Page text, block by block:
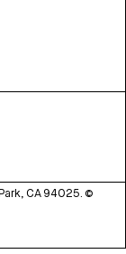
CA 94025. ©